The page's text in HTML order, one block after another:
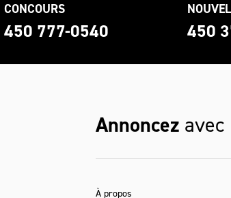
CONCOURS
450 777-0540 450
Annoncez avec
À propos